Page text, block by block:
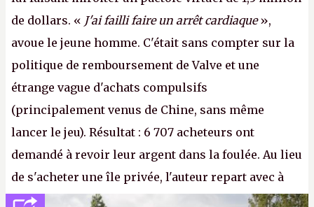
de dollars. « J'ai failli faire un arrêt cardiaque»,
avoue le jeune homme. C'était sans compter sur la
politique de remboursement de Valve et une
étrange vague d'achats compulsifs
(principalement venus de Chine, sans même
lancer le jeu). Résultat : 6 707 acheteurs ont
demandé à revoir leur argent dans la foulée. Au lieu
de s'acheter une île privée, l'auteur repart avec à
peine 2 000 dollars en poche. C'est toujours plus